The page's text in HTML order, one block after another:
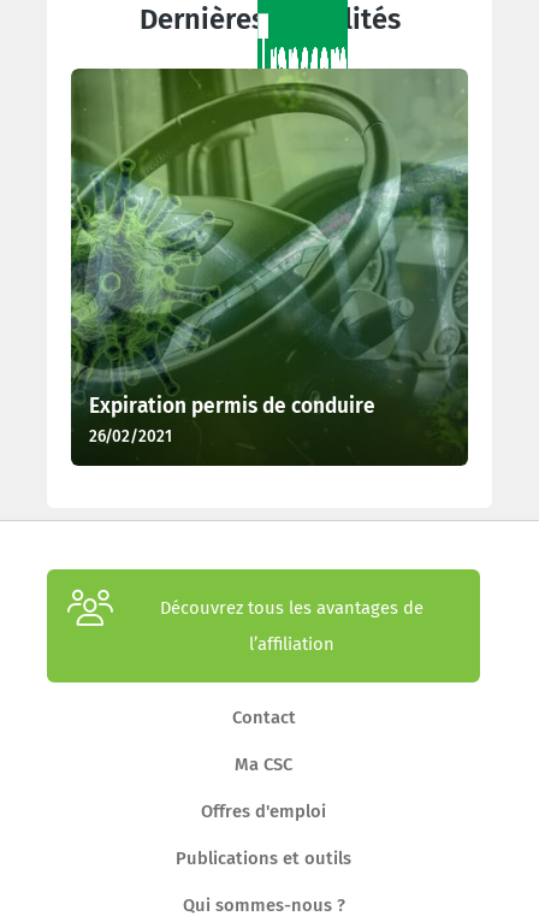
Dernières actualités
Expiration permis de conduire
26/02/2021
Découvrez tous les avantages de
l’affiliation
Contact
Ma CSC
Offres d'emploi
Publications et outils
Qui sommes-nous ?